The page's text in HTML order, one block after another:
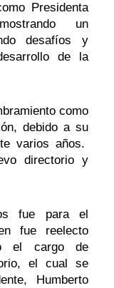
Presidenta
un
desafíos y
de la
como
debido a su
varios años.
directorio y
fue para el
fue reelecto
el cargo de
el cual se
Humberto